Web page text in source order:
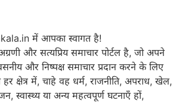
में आपका स्वागत है!
और सत्यप्रिय समाचार पोर्टल है, जो अपने
और निष्पक्ष समाचार प्रदान करने के लिए
क्षेत्र में, चाहे वह धर्म, राजनीति, अपराध, खेल,
स्वास्थ्य या अन्य महत्वपूर्ण घटनाएँ हों,